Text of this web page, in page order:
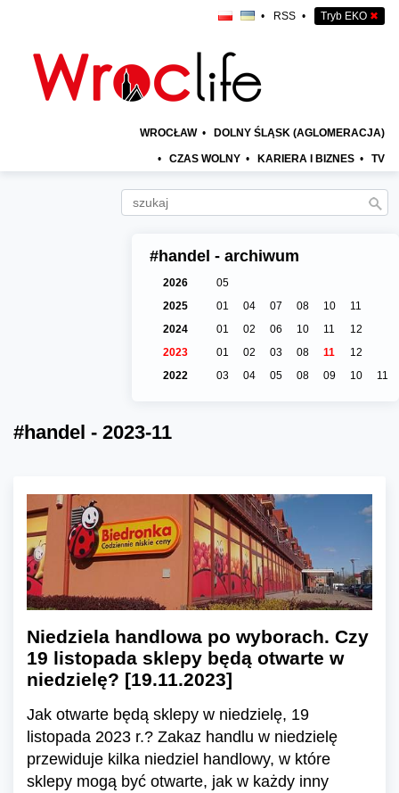
• RSS • Tryb EKO ✖
WROCŁAW • DOLNY ŚLĄSK (AGLOMERACJA)
• CZAS WOLNY • KARIERA I BIZNES • TV
#handel - archiwum
2026
05
2025
01 04 07 08 10
11
2024
01 02 06 10 11
12
2023
01 02 03 08 11
12
2022
03 04 05 08 09 10 11
#handel - 2023-11
Niedziela handlowa po wyborach. Czy
19 listopada sklepy będą otwarte w
niedzielę? [19.11.2023]
Jak otwarte będą sklepy w niedzielę, 19
listopada 2023 r.? Zakaz handlu w niedzielę
przewiduje kilka niedziel handlowy, w które
sklepy mogą być otwarte, jak w każdy inny